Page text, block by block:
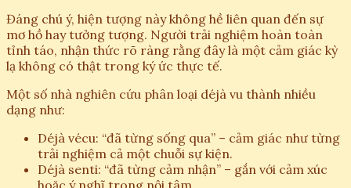
Đáng chú ý, hiện tượng này không hề liên quan đến sự
mơ hồ hay tưởng tượng. Người trải nghiệm hoàn toàn
tỉnh táo, nhận thức rõ ràng rằng đây là một cảm giác kỳ
lạ không có thật trong ký ức thực tế.
Một số nhà nghiên cứu phân loại déjà vu thành nhiều
dạng như:
Déjà vécu: “đã từng sống qua” – cảm giác như từng
trải nghiệm cả một chuỗi sự kiện.
Déjà senti: “đã từng cảm nhận” – gắn với cảm xúc